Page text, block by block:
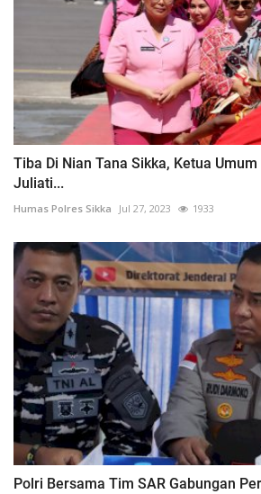
Tiba Di Nian Tana Sikka, Ketua
Juliati...
Humas Polres Sikka Jul 27, 2023 1933
Polri Bersama Tim SAR Gabungan